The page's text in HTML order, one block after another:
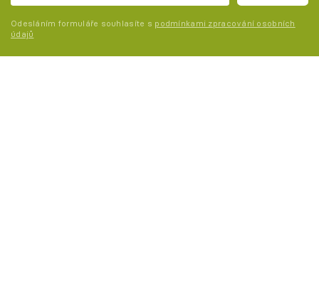
Odesláním formuláře souhlasíte s podmínkami zpracování osobních
údajů